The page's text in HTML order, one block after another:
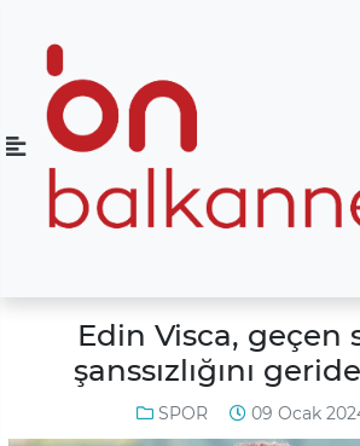
Edin Visca, geçen
şanssızlığını
SPOR 09 Ocak